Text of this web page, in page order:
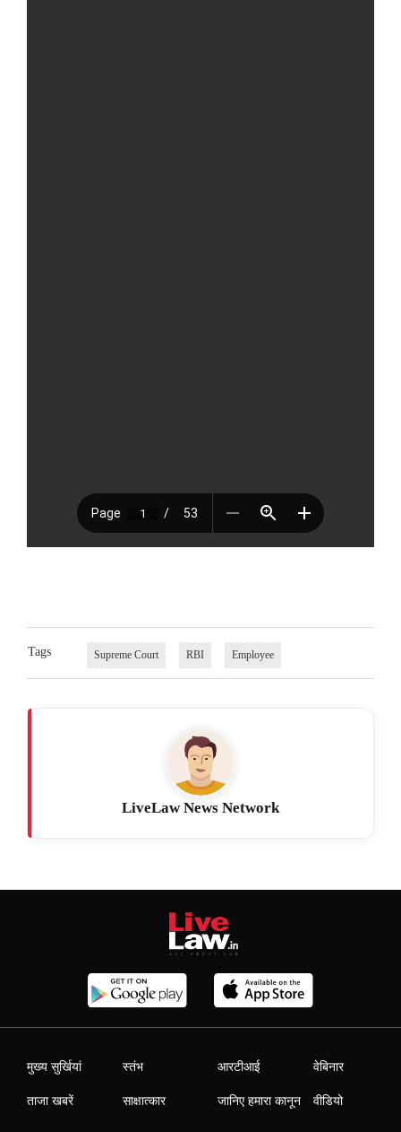
Tags Supreme Court RBI Employee
LiveLaw News Network
मुख्य सुर्खियां
ताजा खबरें
स्तंभ
साक्षात्कार
आरटीआई
जानिए हमारा कानून
वेबिनार
वीडियो